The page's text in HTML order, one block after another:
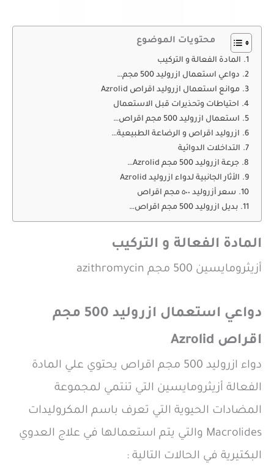
محتويات الموضوع
المادة الفعالة و التركيب
دواعي استعمال ازروليد 500 مجم…
موانع استعمال ازروليد اقراص Azrolid
احتياطات وتحذيرات قبل الاستعمال
استعمال ازروليد 500 مجم اقراص…
ازروليد اقراص و الرضاعة الطبيعية…
التداخلات الدوائية
جرعة ازروليد 500 مجم Azrolid…
الأثار الجانبية لدواء ازروليد Azrolid
سعر أزروليد ٥٠٠ مجم اقراص
بديل ازروليد 500 مجم اقراص…
المادة الفعالة و التركيب
أزيثرومايسين 500 مجم azithromycin
دواعي استعمال ازروليد 500 مجم
اقراص Azrolid
دواء ازروليد 500 مجم اقراص يحتوي علي المادة
الفعالة أزيثرومايسين التي تنتمي لمجموعة
المضادات الحيوية التي تعرف باسم المكروليدات
Macrolides والتي يتم استعمالها في علاج العدوي
البكتيرية في الحالات التالية :